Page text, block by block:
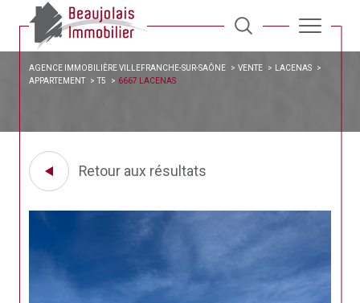
AGENCE IMMOBILIÈRE VILLEFRANCHE-SUR-SAÔNE VENTE
LACENAS
APPARTEMENT
T5 6667 LACENAS
Retour aux résultats